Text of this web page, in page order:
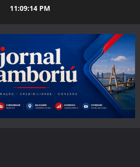
11:09:15 PM